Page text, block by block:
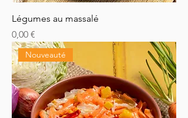
Légumes au massalé
Prix
0,00 €
Nouveauté